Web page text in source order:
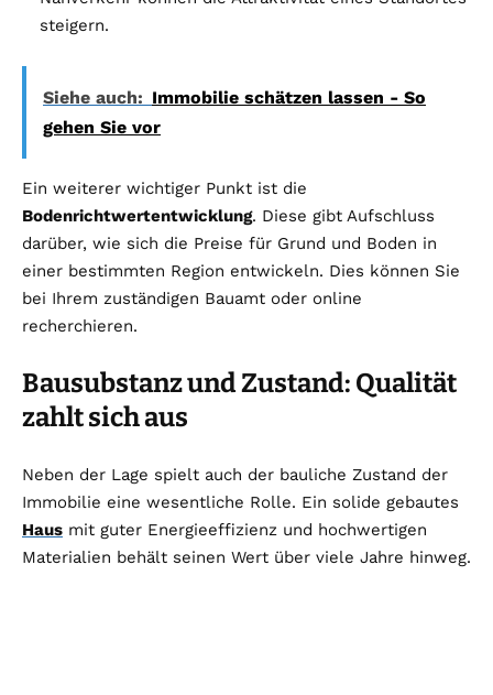
steigern.
Siehe auch: Immobilie schätzen lassen - So
gehen Sie vor
Ein weiterer wichtiger Punkt ist die
Bodenrichtwertentwicklung. Diese gibt Aufschluss
darüber, wie sich die Preise für Grund und Boden in
einer bestimmten Region entwickeln. Dies können Sie
bei Ihrem zuständigen Bauamt oder online
recherchieren.
Bausubstanz und Zustand: Qualität
zahlt sich aus
Neben der Lage spielt auch der bauliche Zustand der
Immobilie eine wesentliche Rolle. Ein solide gebautes
Haus mit guter Energieeffizienz und hochwertigen
Materialien behält seinen Wert über viele Jahre hinweg.